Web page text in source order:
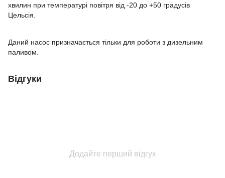
хвилин при температурі повітря від -20 до +50 градусів
Цельсія.
Даний насос призначається тільки для роботи з дизельним
паливом.
Відгуки
Додайте перший відгук